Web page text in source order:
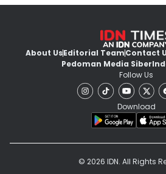
About UsEditorial TeamContact
Pedoman Media Siber
Follow Us
Download
© 2026 IDN. All Rights